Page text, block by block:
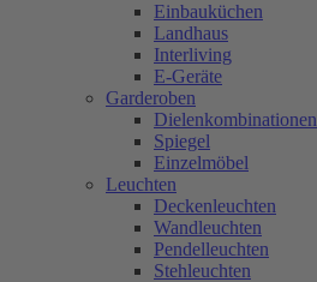
Einbauküchen
Landhaus
Interliving
E-Geräte
Garderoben
Dielenkombinationen
Spiegel
Einzelmöbel
Leuchten
Deckenleuchten
Wandleuchten
Pendelleuchten
Stehleuchten